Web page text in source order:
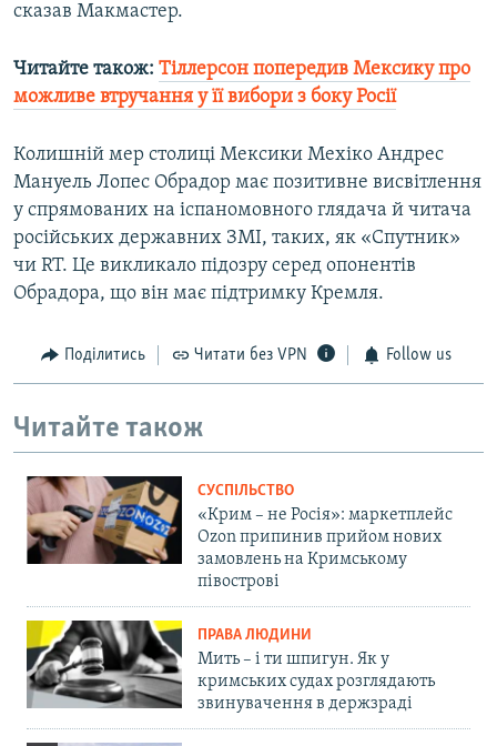
сказав Макмастер.
Читайте також: Тіллерсон попередив Мексику про
можливе втручання у її вибори з боку Росії
Колишній мер столиці Мексики Мехіко Андрес
Мануель Лопес Обрадор має позитивне висвітлення
у спрямованих на іспаномовного глядача й читача
російських державних ЗМІ, таких, як «Спутник»
чи RT. Це викликало підозру серед опонентів
Обрадора, що він має підтримку Кремля.
Поділитись Читати без VPN Follow us
Читайте також
СУСПІЛЬСТВО
«Крим – не Росія»: маркетплейс
Ozon припинив прийом нових
замовлень на Кримському
півострові
ПРАВА ЛЮДИНИ
Мить – і ти шпигун. Як у
кримських судах розглядають
звинувачення в держзраді